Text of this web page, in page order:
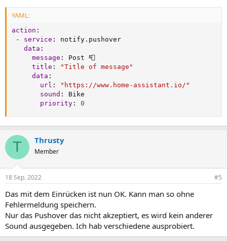
YAML:
action :
-
service :
notify.pushover
data :
message :
Post 📮
title :
"Title of message"
data :
url :
"https://www.home-assistant.io/"
sound :
Bike
priority : 0
T Thrusty
Member
18 Sep. 2022 #5
Das mit dem Einrücken ist nun OK. Kann man so ohne
Fehlermeldung speichern.
Nur das Pushover das nicht akzeptiert, es wird kein anderer
Sound ausgegeben. Ich hab verschiedene ausprobiert.